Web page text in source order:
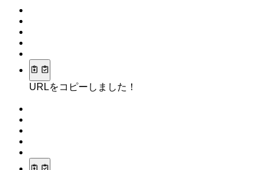
URLをコピーしました！